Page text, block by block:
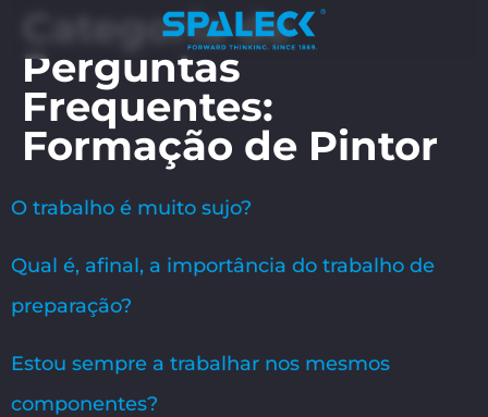
Categoria de
Perguntas
Frequentes:
Formação de Pintor
O trabalho é muito sujo?
Qual é, afinal, a importância do trabalho de
preparação?
Estou sempre a trabalhar nos mesmos
componentes?